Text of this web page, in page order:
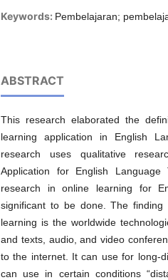
Keywords: Pembelajaran;
ABSTRACT
This research elaborated the
learning application in English
research uses qualitative
Application for English
research in online learning for
significant to be done. The
learning is the worldwide
and texts, audio, and video
to the internet. It can use for long-
can use in certain conditions